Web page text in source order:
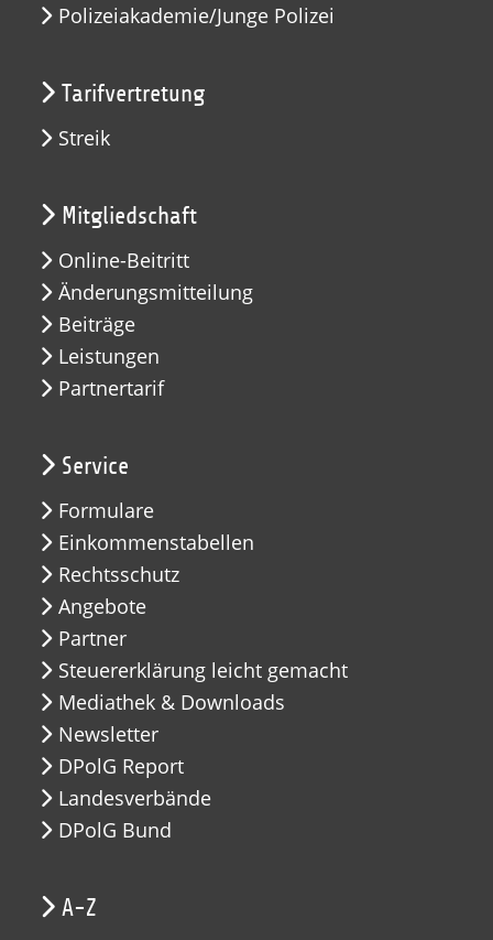
Polizeiakademie/Junge Polizei
Tarifvertretung
Streik
Mitgliedschaft
Online-Beitritt
Änderungsmitteilung
Beiträge
Leistungen
Partnertarif
Service
Formulare
Einkommenstabellen
Rechtsschutz
Angebote
Partner
Steuererklärung leicht gemacht
Mediathek & Downloads
Newsletter
DPolG Report
Landesverbände
DPolG Bund
A-Z